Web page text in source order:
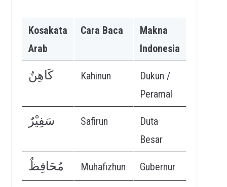
Kosakata
Arab
Cara Baca
Makna
Indonesia
كَاهِنٌ Kahinun
Dukun /
Peramal
سَفِيْرٌ Safirun
Duta
Besar
مُحَافِظٌ Muhafizhun Gubernur